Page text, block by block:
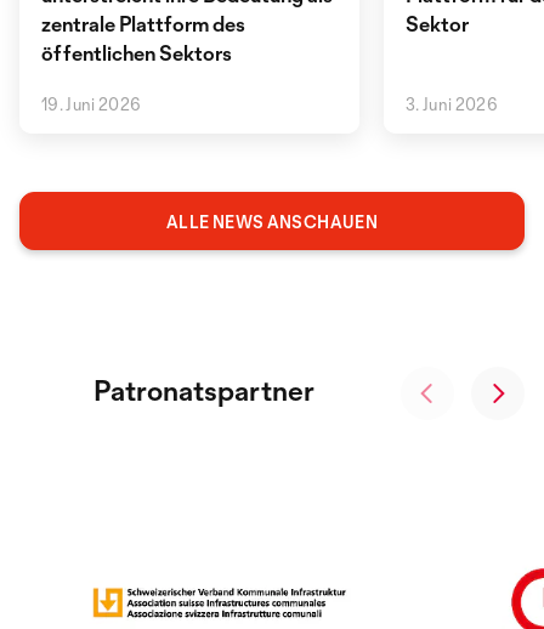
zentrale Plattform des
öffentlichen Sektors
19. Juni 2026
Sektor
3. Juni 2026
ALLE NEWS ANSCHAUEN
Patronatspartner